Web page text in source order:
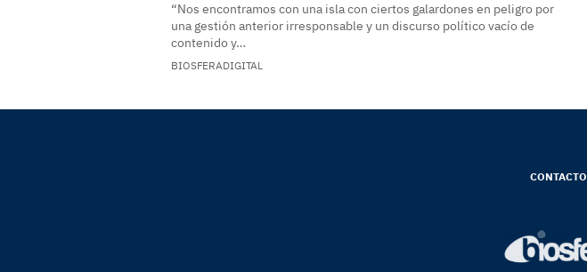
“Nos encontramos con una isla con ciertos galardones en peligro por
una gestión anterior irresponsable y un discurso político vacío de
contenido y…
BIOSFERADIGITAL
CONTACTO